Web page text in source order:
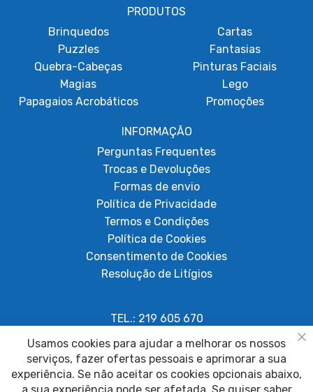
PRODUTOS
Brinquedos
Puzzles
Quebra-Cabeças
Magias
Papagaios Acrobáticos
Cartas
Fantasias
Pinturas Faciais
Lego
Promoções
INFORMAÇÃO
Perguntas Frequentes
Trocas e Devoluções
Formas de envio
Política de Privacidade
Termos e Condições
Política de Cookies
Consentimento de Cookies
Resolução de Litígios
TEL.: 219 605 670
geral@papagaiosempenas.com
Usamos cookies para ajudar a melhorar os nossos
serviços, fazer ofertas pessoais e aprimorar a sua
experiência. Se não aceitar os cookies opcionais abaixo,